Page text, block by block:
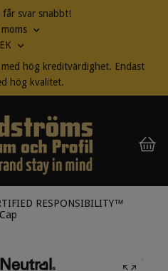
får svar snabbt!
hög kreditvärdighet. Endast
hög kvalitet.
RESPONSIBILITY™